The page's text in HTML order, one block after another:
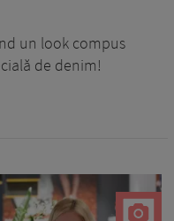
un look compus
de denim!